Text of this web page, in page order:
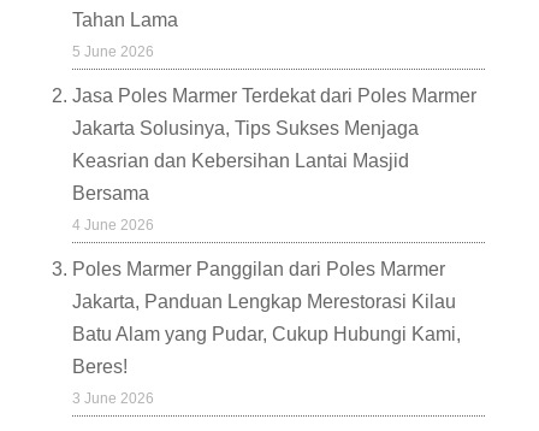
Tahan Lama
5 June 2026
Jasa Poles Marmer Terdekat dari Poles Marmer
Jakarta Solusinya, Tips Sukses Menjaga
Keasrian dan Kebersihan Lantai Masjid
Bersama
4 June 2026
Poles Marmer Panggilan dari Poles Marmer
Jakarta, Panduan Lengkap Merestorasi Kilau
Batu Alam yang Pudar, Cukup Hubungi Kami,
Beres!
3 June 2026